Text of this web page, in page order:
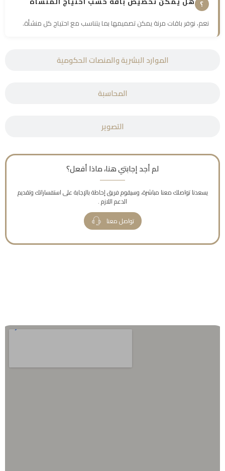
الموارد البشرية والمنصات الحكومية
المحاسبة
التصوير
نعم، نوفر باقات مرنة يمكن تصميمها بما يتناسب مع احتياج كل منشأة.
لم أجد إجابتي هنا، ماذا أفعل؟
يسعدنا تواصلك معنا مباشرة، وسيقوم فريق إحاطة بالإجابة على استفساراتك وتقديم
الدعم اللازم .
تواصل معنا